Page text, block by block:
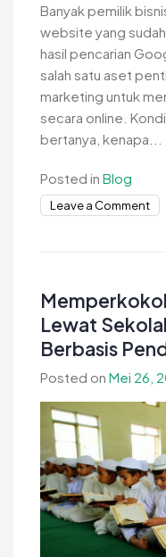
Banyak pemilik
website yang
hasil pencarian
salah satu aset
marketing untuk
secara online.
bertanya, kenapa...
Posted in Blog
Leave a Commenton
di
Ini
Lewat
Berbasis
Posted on Mei 26,